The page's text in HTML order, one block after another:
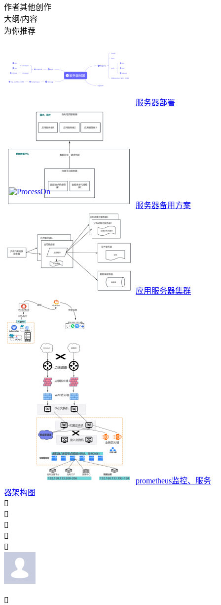
作者其他创作
大纲/内容
为你推荐
服务器部署
服务器备用方案
应用服务器集群
prometheus监控、服务
器架构图





